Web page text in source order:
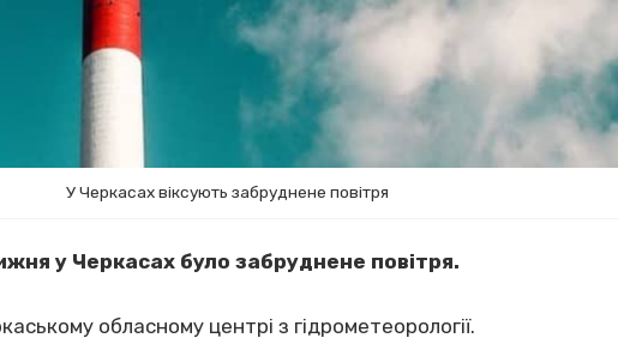
У Черкасах віксують забруднене повітря
у Черкасах було забруднене повітря.
обласному центрі з гідрометеорології.